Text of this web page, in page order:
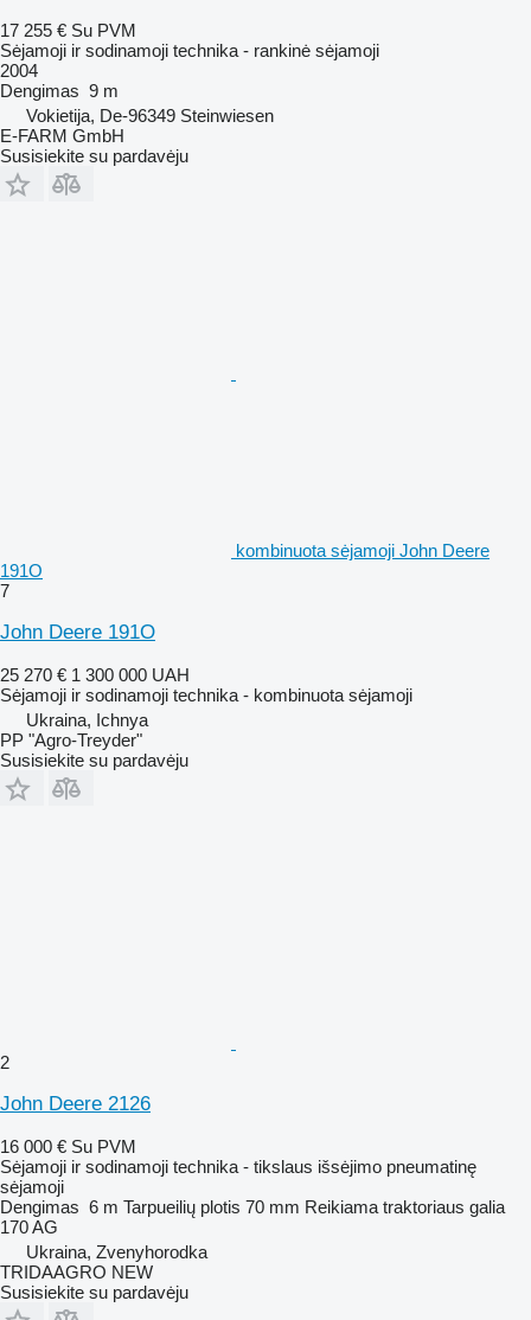
17 255 € Su PVM
Sėjamoji ir sodinamoji technika - rankinė sėjamoji
2004
Dengimas 9 m
Vokietija, De-96349 Steinwiesen
E-FARM GmbH
Susisiekite su pardavėju
kombinuota sėjamoji John Deere
191O
7
John Deere 191O
25 270 € 1 300 000 UAH
Sėjamoji ir sodinamoji technika - kombinuota sėjamoji
Ukraina, Ichnya
PP "Agro-Treyder"
Susisiekite su pardavėju
2
John Deere 2126
16 000 € Su PVM
Sėjamoji ir sodinamoji technika - tikslaus išsėjimo pneumatinę
sėjamoji
Dengimas 6 m Tarpueilių plotis 70 mm Reikiama traktoriaus galia
170 AG
Ukraina, Zvenyhorodka
TRIDAAGRO NEW
Susisiekite su pardavėju